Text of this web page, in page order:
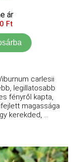
ár
Ft
carlesii
legillatosabb
fényről kapta,
magassága
kerekded, ...